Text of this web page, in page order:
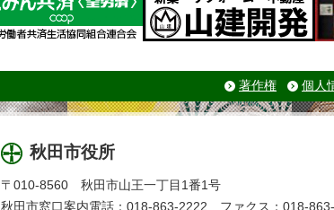
著作権 個人
秋田市役所
〒010-8560 秋田市山王一丁目1番1号
秋田市窓口案内電話：018-863-2222 ファクス：018-